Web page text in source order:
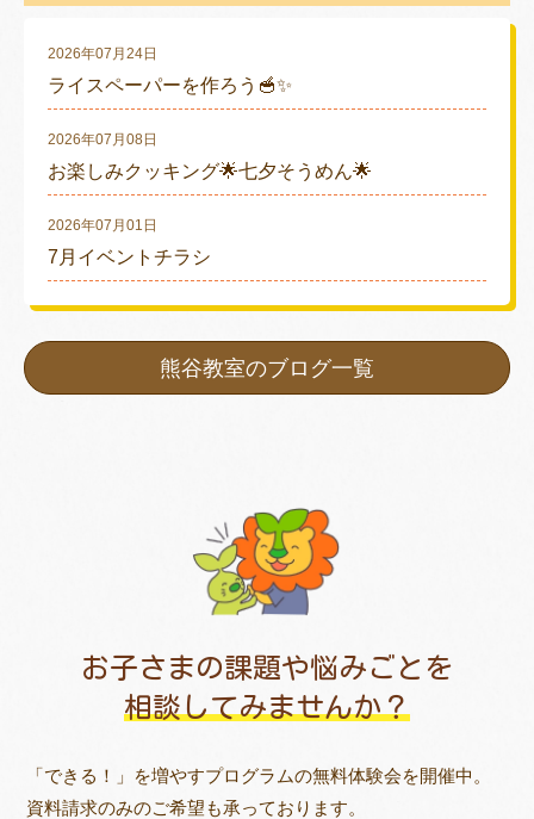
2026年07月24日
ライスペーパーを作ろう🥣✨
2026年07月08日
お楽しみクッキング🌟七夕そうめん🌟
2026年07月01日
7月イベントチラシ
熊谷教室のブログ一覧
お子さまの課題や悩みごとを
相談してみませんか？
「できる！」を増やすプログラムの無料体験会を開催中。
資料請求のみのご希望も承っております。